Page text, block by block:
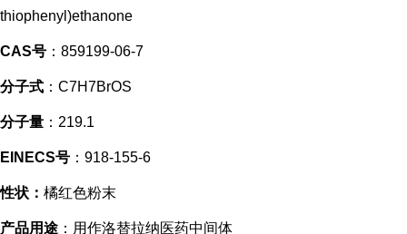
thiophenyl)ethanone
CAS号 ：859199-06-7
分子式 ：C7H7BrOS
分子量 ：219.1
EINECS号 ：918-155-6
性状： 橘红色粉末
产品用途 ：用作洛替拉纳医药中间体